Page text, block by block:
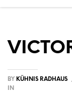
BY KÜHNIS RADHAUS
IN